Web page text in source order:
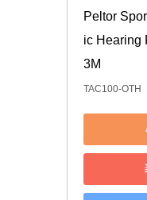
Peltor
ic Hearing
3M
TAC100-OTH